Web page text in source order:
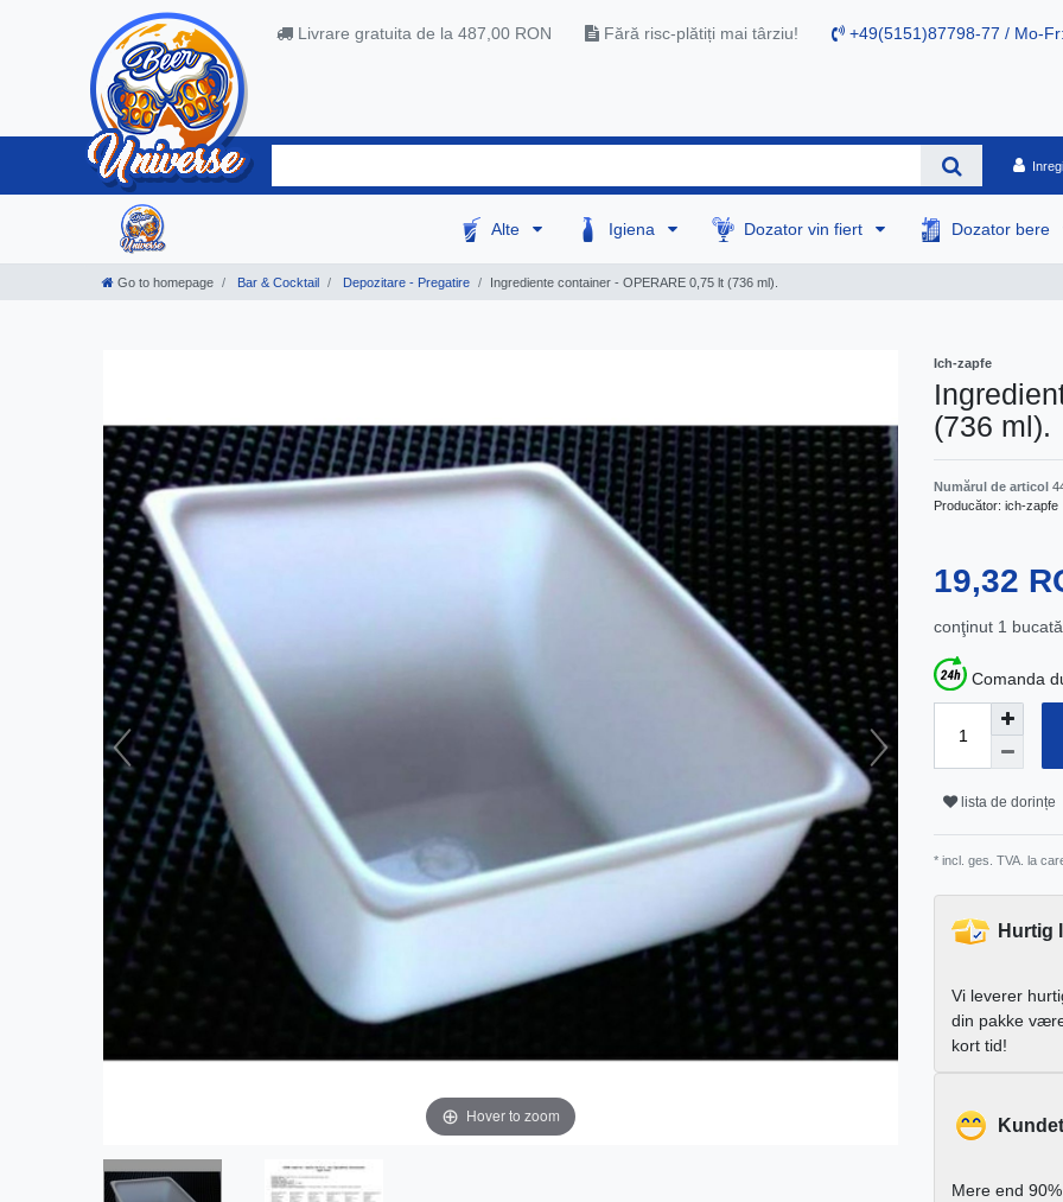
Livrare gratuita de la 487,00 RON Fără risc-plătiți mai târziu! +49(5151)87798-77 / Mo-
Alte Igiena Dozator vin fiert Dozator bere
Go to homepage Bar & Cocktail Depozitare - Pregatire Ingrediente container - OPERARE 0,75 lt (736 ml).
Hover to zoom
Ich-zapfe
(736 ml).
Numărul de articol
Producător: ich-zapfe
19,32
conţinut 1 bucată
Comanda
lista de dorințe
* incl. ges. TVA. la
Hurtig
Vi leverer
din pakke
kort tid!
Mere end